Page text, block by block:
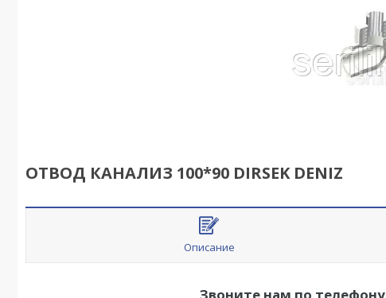
ОТВОД КАНАЛИЗ 100*90 DIRSEK DENIZ
Описание